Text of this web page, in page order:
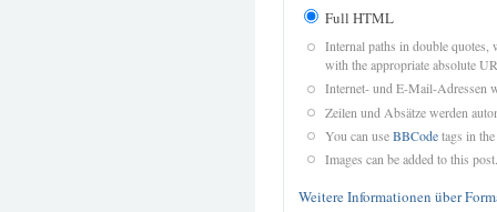
Full HTML
Internal paths in double quotes,
with the appropriate absolute
Internet- und E-Mail-Adressen
Zeilen und Absätze werden
You can useBBCodetags in
Images can be added to this post.
Weitere Informationen über